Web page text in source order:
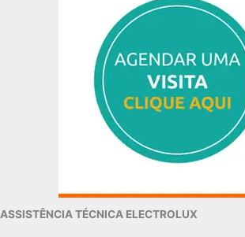
ASSISTÊNCIA TÉCNICA ELECTROLUX